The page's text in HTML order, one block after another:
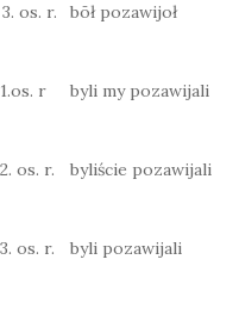
os. r.
bōł pozawijoł
r
byli my pozawijali
os. r.
byliście pozawijali
os. r.
byli pozawijali